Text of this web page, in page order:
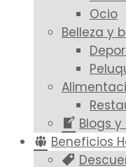
Ocio
Belleza y
Blogs
Beneficios